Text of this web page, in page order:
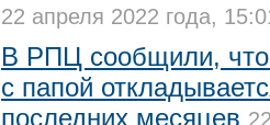
22 апреля 2022 года,
В РПЦ сообщили, что
с папой
последних месяцев